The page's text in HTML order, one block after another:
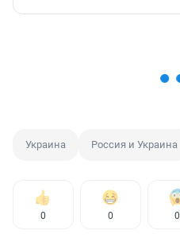
Украина Россия и Украина
0 0 0